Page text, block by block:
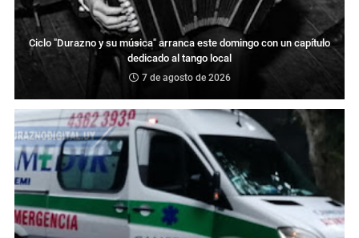
Ciclo "Durazno y su música" arranca este domingo con un capítulo
dedicado al tango local
7 de agosto de 2026